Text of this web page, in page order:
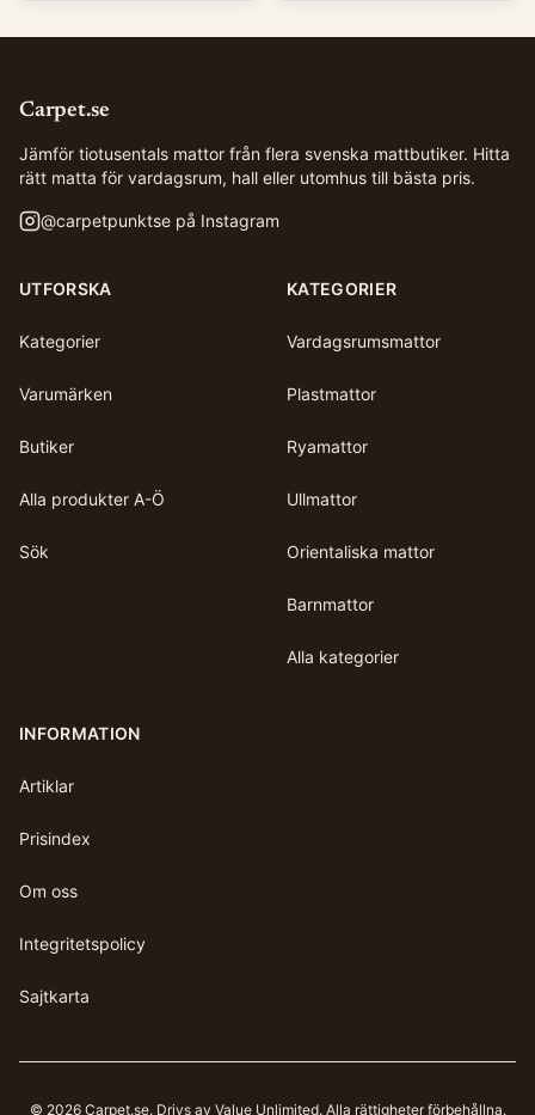
Carpet.se
Jämför tiotusentals mattor från flera svenska mattbutiker. Hitta
rätt matta för vardagsrum, hall eller utomhus till bästa pris.
@carpetpunktse på Instagram
UTFORSKA
Kategorier
Varumärken
Butiker
Alla produkter A-Ö
Sök
KATEGORIER
Vardagsrumsmattor
Plastmattor
Ryamattor
Ullmattor
Orientaliska mattor
Barnmattor
Alla kategorier
INFORMATION
Artiklar
Prisindex
Om oss
Integritetspolicy
Sajtkarta
© 2026 Carpet.se. Drivs av Value Unlimited. Alla rättigheter förbehållna.